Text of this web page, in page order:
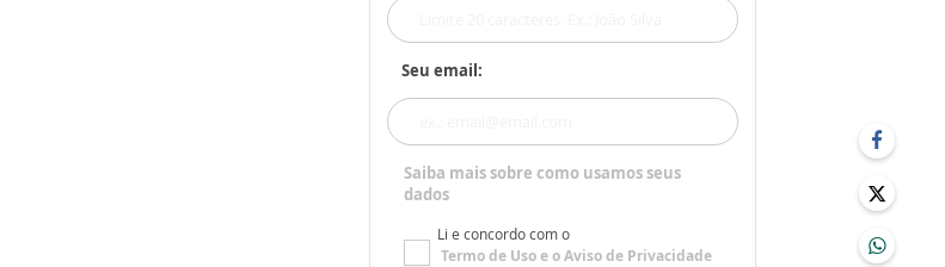
Seu email:
Saiba mais sobre como usamos seus
dados
Li e concordo com o
Termo de Usoe oAviso de Privacidade